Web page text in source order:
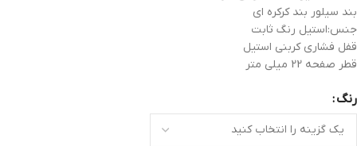
بند سیلور بند کرکره ای
جنس:استیل رنگ ثابت
قفل فشاری کربنی استیل
قطر صفحه 22 میلی متر
رنگ